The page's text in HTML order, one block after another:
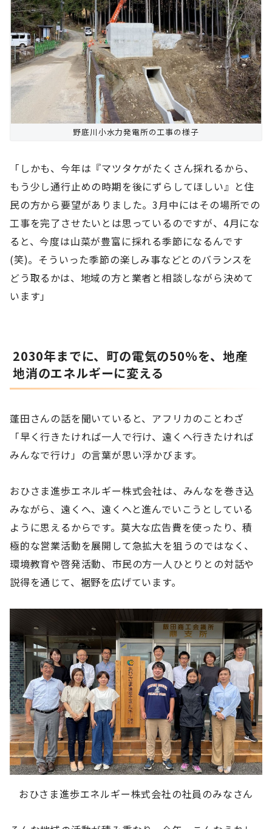
野底川小水力発電所の工事の様子
「しかも、今年は『マツタケがたくさん採れるから、
もう少し通行止めの時期を後にずらしてほしい』と住
民の方から要望がありました。3月中にはその場所での
工事を完了させたいとは思っているのですが、4月にな
ると、今度は山菜が豊富に採れる季節になるんです
(笑)。そういった季節の楽しみ事などとのバランスを
どう取るかは、地域の方と業者と相談しながら決めて
います」
2030年までに、町の電気の50％を、地産
地消のエネルギーに変える
蓬田さんの話を聞いていると、アフリカのことわざ
「早く行きたければ一人で行け、遠くへ行きたければ
みんなで行け」の言葉が思い浮かびます。
おひさま進歩エネルギー株式会社は、みんなを巻き込
みながら、遠くへ、遠くへと進んでいこうとしている
ように思えるからです。莫大な広告費を使ったり、積
極的な営業活動を展開して急拡大を狙うのではなく、
環境教育や啓発活動、市民の方一人ひとりとの対話や
説得を通じて、裾野を広げています。
おひさま進歩エネルギー株式会社の社員のみなさん